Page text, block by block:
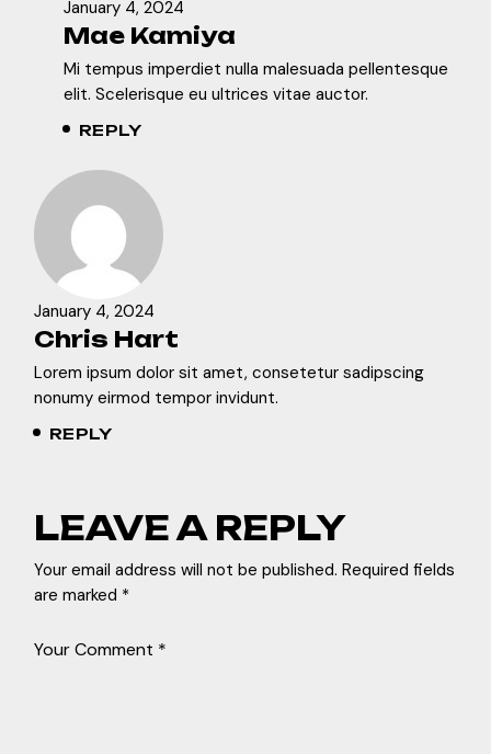
January 4, 2024
Mae Kamiya
REPLY
Mi tempus imperdiet nulla malesuada pellentesque
elit. Scelerisque eu ultrices vitae auctor.
January 4, 2024
Chris Hart
REPLY
Lorem ipsum dolor sit amet, consetetur sadipscing
nonumy eirmod tempor invidunt.
LEAVE A REPLY
Your email address will not be published. Required fields
are marked *